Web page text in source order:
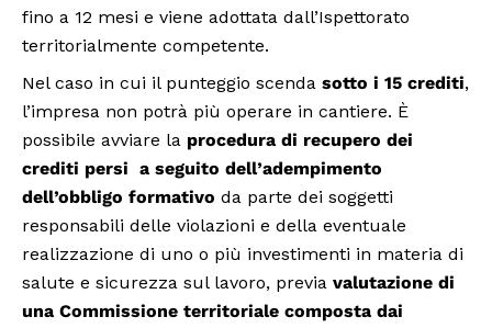
fino a 12 mesi e viene adottata dall’Ispettorato
territorialmente competente.
Nel caso in cui il punteggio scenda sotto i 15 crediti,
l’impresa non potrà più operare in cantiere. È
possibile avviare la procedura di recupero dei
crediti persi a seguito dell’adempimento
dell’obbligo formativo da parte dei soggetti
responsabili delle violazioni e della eventuale
realizzazione di uno o più investimenti in materia di
salute e sicurezza sul lavoro, previa valutazione di
una Commissione territoriale composta dai